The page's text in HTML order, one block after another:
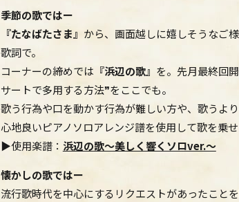
季節の歌ではー
『たなばたさま』 から、画面越しに嬉しそうなご
歌詞で。
コーナーの締めでは 『浜辺の歌』 を。先月最終回
サートで多用する方法❞をここでも。
歌う行為や口を動かす行為が難しい方や、歌うよ
心地良いピアノソロアレンジ譜を使用して歌を乗せ
▶使用楽譜： 浜辺の歌～美しく響くソロver.～
懐かしの歌ではー
流行歌時代を中心にするリクエストがあったこと